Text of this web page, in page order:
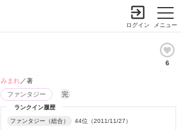
メニュー
ログイン
6
ランクイン履歴
ファンタジー（総合） 44位（2011/11/27）
ファンタジー 完
みまれ／著